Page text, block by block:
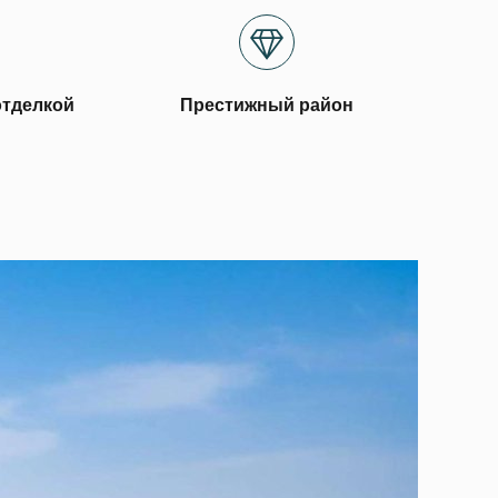
Престижный район